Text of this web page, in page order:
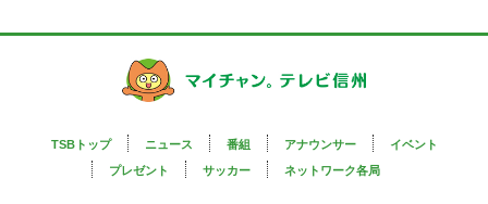
TSBトップ ニュース 番組 アナウンサー
イベント
プレゼント
サッカー ネットワーク各局